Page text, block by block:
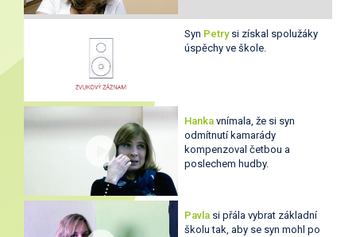
Syn Petry si získal spolužáky
úspěchy ve škole.
Hanka vnímala, že si syn
odmítnutí kamarády
kompenzoval četbou a
poslechem hudby.
Pavla si přála vybrat základní
školu tak, aby se syn mohl po